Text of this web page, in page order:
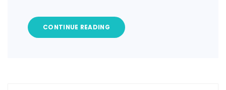
CONTINUE READING